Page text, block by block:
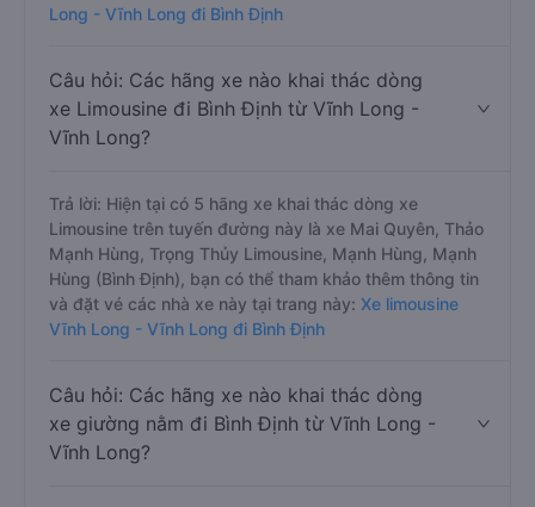
Long - Vĩnh Long đi Bình Định
Câu hỏi: Các hãng xe nào khai thác dòng
xe Limousine đi Bình Định từ Vĩnh Long -
Vĩnh Long?
Trả lời: Hiện tại có 5 hãng xe khai thác dòng xe
Limousine trên tuyến đường này là xe Mai Quyên, Thảo
Mạnh Hùng, Trọng Thủy Limousine, Mạnh Hùng, Mạnh
Hùng (Bình Định), bạn có thể tham khảo thêm thông tin
và đặt vé các nhà xe này tại trang này: Xe limousine
Vĩnh Long - Vĩnh Long đi Bình Định
Câu hỏi: Các hãng xe nào khai thác dòng
xe giường nằm đi Bình Định từ Vĩnh Long -
Vĩnh Long?